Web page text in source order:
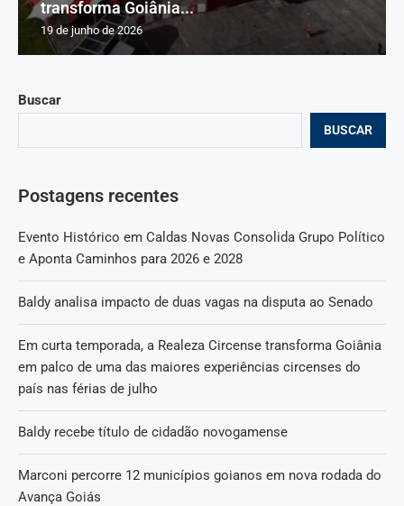
Buscar
BUSCAR
Postagens recentes
Evento Histórico em Caldas Novas Consolida Grupo Político
e Aponta Caminhos para 2026 e 2028
Baldy analisa impacto de duas vagas na disputa ao Senado
Em curta temporada, a Realeza Circense transforma Goiânia
em palco de uma das maiores experiências circenses do
país nas férias de julho
Baldy recebe título de cidadão novogamense
Marconi percorre 12 municípios goianos em nova rodada do
Avança Goiás
transforma Goiânia...
19 de junho de 2026